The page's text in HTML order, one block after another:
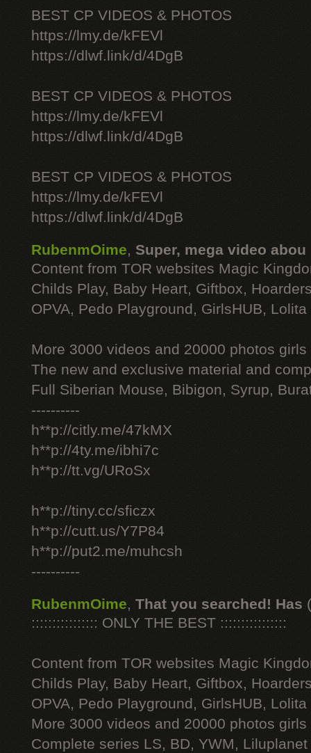
BEST CP VIDEOS & PHOTOS
https://lmy.de/kFEVl
https://dlwf.link/d/4DgB
BEST CP VIDEOS & PHOTOS
https://lmy.de/kFEVl
https://dlwf.link/d/4DgB
BEST CP VIDEOS & PHOTOS
https://lmy.de/kFEVl
https://dlwf.link/d/4DgB
RubenmOime, Super, mega video abou
Content from TOR websites Magic
Childs Play, Baby Heart, Giftbox,
OPVA, Pedo Playground, GirlsHUB, Lolita
More 3000 videos and 20000 photos
The new and exclusive material and
Full Siberian Mouse, Bibigon, Syrup,
----------
h**p://citly.me/47kMX
h**p://4ty.me/ibhi7c
h**p://tt.vg/URoSx
h**p://tiny.cc/sficzx
h**p://cutt.us/Y7P84
h**p://put2.me/muhcsh
----------
RubenmOime, That you searched! Has
:::::::::::::::: ONLY THE BEST ::::::::::::::::
Content from TOR websites Magic
Childs Play, Baby Heart, Giftbox,
OPVA, Pedo Playground, GirlsHUB, Lolita
More 3000 videos and 20000 photos
Complete series LS, BD, YWM, Liluplanet